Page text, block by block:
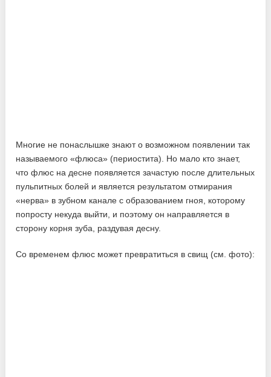
Многие не понаслышке знают о возможном появлении так
называемого «флюса» (периостита). Но мало кто знает,
что флюс на десне появляется зачастую после длительных
пульпитных болей и является результатом отмирания
«нерва» в зубном канале с образованием гноя, которому
попросту некуда выйти, и поэтому он направляется в
сторону корня зуба, раздувая десну.
Со временем флюс может превратиться в свищ (см. фото):